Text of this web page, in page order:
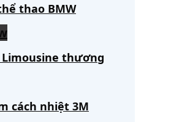
thao BMW
Limousine thương
cách nhiệt 3M